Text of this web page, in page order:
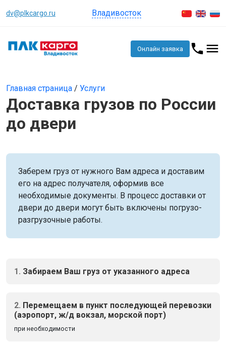
dv@plkcargo.ru Владивосток
Онлайн заявка
Главная страница / Услуги
Доставка грузов по России
до двери
Заберем груз от нужного Вам адреса и доставим
его на адрес получателя, оформив все
необходимые документы. В процесс доставки от
двери до двери могут быть включены погрузо-
разгрузочные работы.
1. Забираем Ваш груз от указанного адреса
2. Перемещаем в пункт последующей перевозки
(аэропорт, ж/д вокзал, морской порт)
при необходимости